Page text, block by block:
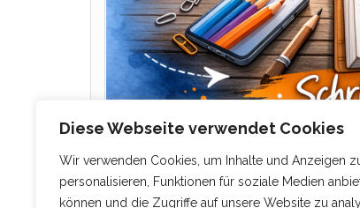
Diese Webseite verwendet Cookies
Wir verwenden Cookies, um Inhalte und Anzeigen
personalisieren, Funktionen für soziale Medien
können und die Zugriffe auf unsere Website zu
Ich schreibe diesen Beitrag, weil ich
liegt es schon fertig auf deinem
voller Fachbegriffe, Regeln,